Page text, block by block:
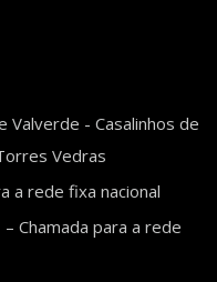
Valverde - Casalinhos de
Vedras
a rede fixa nacional
Chamada para a rede